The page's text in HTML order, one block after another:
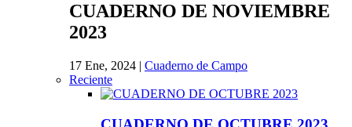
CUADERNO DE NOVIEMBRE
2023
17 Ene, 2024 | Cuaderno de Campo
Reciente